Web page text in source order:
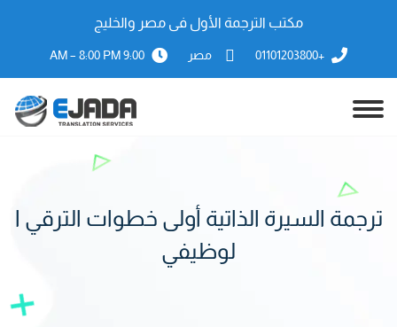
مكتب الترجمة الأول فى مصر والخليج
+01101203800 مصر 9:00 AM – 8:00 PM
ترجمة السيرة الذاتية أولى خطوات الترقي ا
لوظيفي